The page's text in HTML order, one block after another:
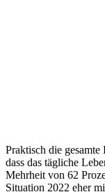
Praktisch die
dass das tägliche
Mehrheit von 62
Situation 2022 eher